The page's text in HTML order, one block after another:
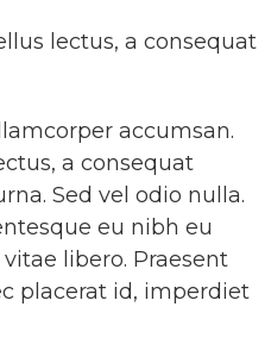
lectus, a consequat
accumsan.
a consequat
Sed vel odio nulla.
eu nibh eu
libero. Praesent
placerat id, imperdiet